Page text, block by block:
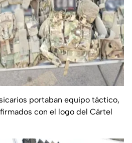
portaban equipo táctico,
con el logo del Cártel